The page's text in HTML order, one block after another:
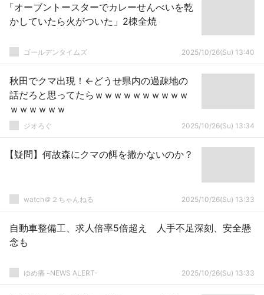
「オーブントースターでカレーせんべいを乾
かしていたら火がついた」2棟全焼
ゴールデンタイムズ 2025/10/26(Su) 13:40
秋田でクマ出現！←どうせ県内の過疎地の
話だろと思ってたらｗｗｗｗｗｗｗｗｗｗ
ｗｗｗｗｗｗ
ジオろぐ 2025/10/26(Su) 13:34
【疑問】何故森にクマの餌を撒かないのか？
watch＠２ちゃんねる 2025/10/26(Su) 13:33
自動車整備工、求人倍率5倍超え 人手不足深刻、安全懸
念も
ゆめ痛 -NEWS ALERT- 2025/10/26(Su) 13:33